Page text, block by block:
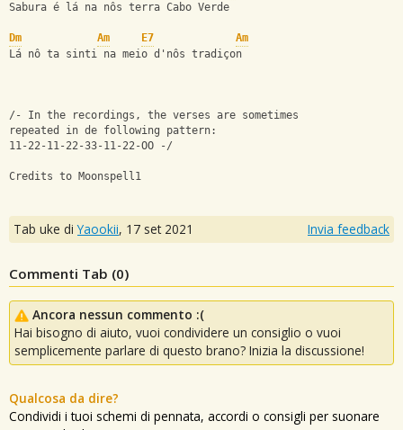
Sabura é lá na nôs terra Cabo Verde
Dm Am E7
Am
Lá nô ta sinti na meio d'nôs tradiçon
/- In the recordings, the verses are sometimes
repeated in de following pattern:
11-22-11-22-33-11-22-OO -/
Credits to Moonspell1
Tab uke diYaookii, 17 set 2021 Invia feedback
Commenti Tab (0)
Ancora nessun commento :(
Hai bisogno di aiuto, vuoi condividere un consiglio o vuoi
semplicemente parlare di questo brano? Inizia la discussione!
Qualcosa da dire?
Condividi i tuoi schemi di pennata, accordi o consigli per suonare